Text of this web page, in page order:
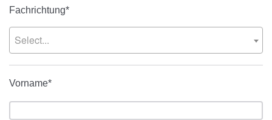
Fachrichtung*
Select...
Vorname*